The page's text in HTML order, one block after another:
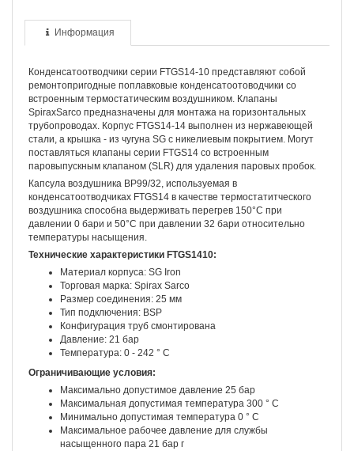
Информация
Конденсатоотводчики серии FTGS14-10 представляют собой
ремонтопригодные поплавковые конденсатоотоводчики со
встроенным термостатическим воздушником. Клапаны
SpiraxSarco предназначены для монтажа на горизонтальных
трубопроводах. Корпус FTGS14-14 выполнен из нержавеющей
стали, а крышка - из чугуна SG с никелиевым покрытием. Могут
поставляться клапаны серии FTGS14 со встроенным
паровыпускным клапаном (SLR) для удаления паровых пробок.
Капсула воздушника BP99/32, используемая в
конденсатоотводчиках FTGS14 в качестве термостатитческого
воздушника способна выдерживать перегрев 150°C при
давлении 0 бари и 50°C при давлении 32 бари относительно
температуры насыщения.
Технические характеристики FTGS1410:
Материал корпуса: SG Iron
Торговая марка: Spirax Sarco
Размер соединения: 25 мм
Тип подключения: BSP
Конфигурация труб смонтирована
Давление: 21 бар
Температура: 0 - 242 ° C
Ограничивающие условия:
Максимально допустимое давление 25 бар
Максимальная допустимая температура 300 ° C
Минимально допустимая температура 0 ° C
Максимальное рабочее давление для службы
насыщенного пара 21 бар г